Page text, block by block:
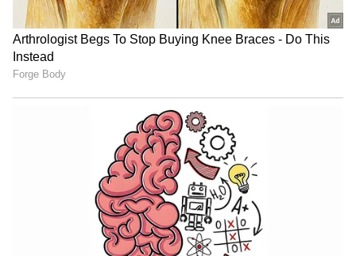
Image Credit :Indian Cricket Ministry Video X
ಮೈದಾನದಿಂದ ಹೊರನಡೆಯುವಂತೆ ಸೂಚಿಸಿದ ತುಷಾರ್
ಹೊರಗೆ ನಡಿ ಎಂದಿದ್ದಾರೆ. ಇದು ಜಾಥರ್ ಕೆರಳಿಸಿದೆ. ಅಲ್ಲೆ
ತಿರುಗೇಟು ನೀಡಿದ್ದಾರೆ. ಮಾತಿಗೆ ಮಾತು ಬೆಳೆದು ತಳ್ಳಾಟ,
ನೂಕಾಟ ಆರಂಭಗೊಂಡಿದೆ. ತಕ್ಷಣವೇ ಅಂಪೈರ್ ಹಾಗೂ
ಆಟಗಾರರು ಮಧ್ಯಪ್ರವೇಶಿಸಿದ್ದಾರೆ. ಆದರೆ ಗಲಾಟೆ